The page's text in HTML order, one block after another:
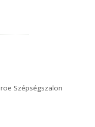
Szépségszalon